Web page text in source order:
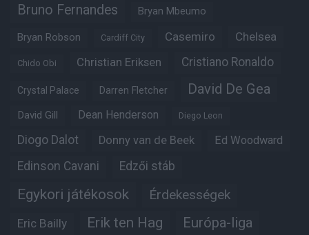
Bruno Fernandes Bryan Mbeumo
Bryan Robson Cardiff City Casemiro Chelsea
Chido Obi Christian Eriksen Cristiano Ronaldo
Crystal Palace Darren Fletcher David De Gea
David Gill Dean Henderson Diego Leon
Diogo Dalot Donny van de Beek Ed Woodward
Edinson Cavani Edzői stáb
Egykori játékosok Érdekességek
Eric Bailly Erik ten Hag Európa-liga